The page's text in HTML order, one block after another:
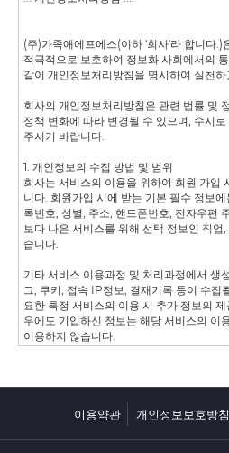
부자재
보도자료
보도영상
이용약관 개인정보보호방침